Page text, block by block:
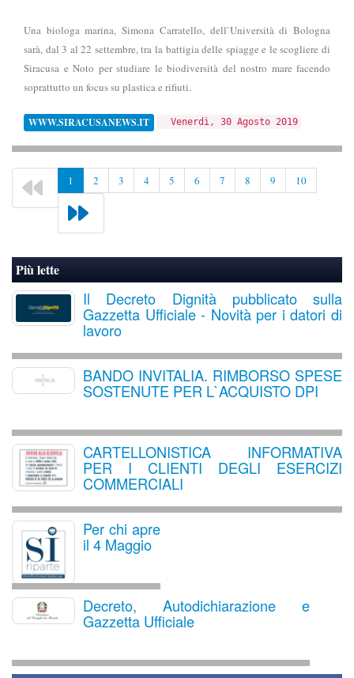
Una biologa marina, Simona Carratello, dell`Università di Bologna
sarà, dal 3 al 22 settembre, tra la battigia delle spiagge e le scogliere di
Siracusa e Noto per studiare le biodiversità del nostro mare facendo
soprattutto un focus su plastica e rifiuti.
WWW.SIRACUSANEWS.IT Venerdì, 30 Agosto 2019
1 2 3 4 5 6 7 8 9 10
Più lette
Il Decreto Dignità pubblicato sulla
Gazzetta Ufficiale - Novità per i datori di
lavoro
BANDO INVITALIA. RIMBORSO SPESE
SOSTENUTE PER L`ACQUISTO DPI
CARTELLONISTICA INFORMATIVA
PER I CLIENTI DEGLI ESERCIZI
COMMERCIALI
Per chi apre
il 4 Maggio
Decreto, Autodichiarazione e
Gazzetta Ufficiale